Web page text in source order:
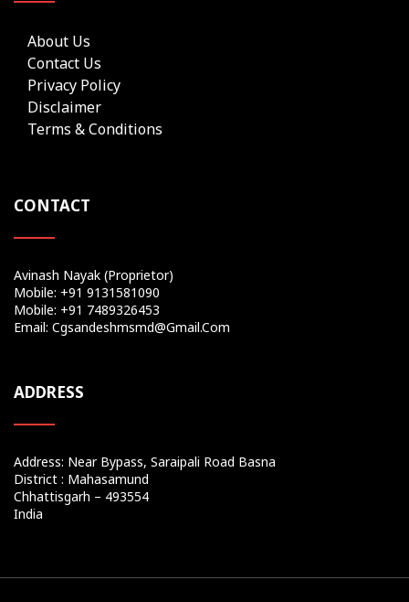
About Us
Contact Us
Privacy Policy
Disclaimer
Terms & Conditions
CONTACT
Avinash Nayak (Proprietor)
Mobile: +91 9131581090
Mobile: +91 7489326453
Email: Cgsandeshmsmd@gmail.com
ADDRESS
Address: Near Bypass, Saraipali Road Basna
District : Mahasamund
Chhattisgarh – 493554
India